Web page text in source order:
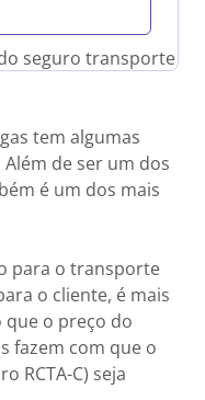
seguro transporte
tem algumas
de ser um dos
é um dos mais
para o transporte
o cliente, é mais
o preço do
fazem com que o
RCTA-C) seja